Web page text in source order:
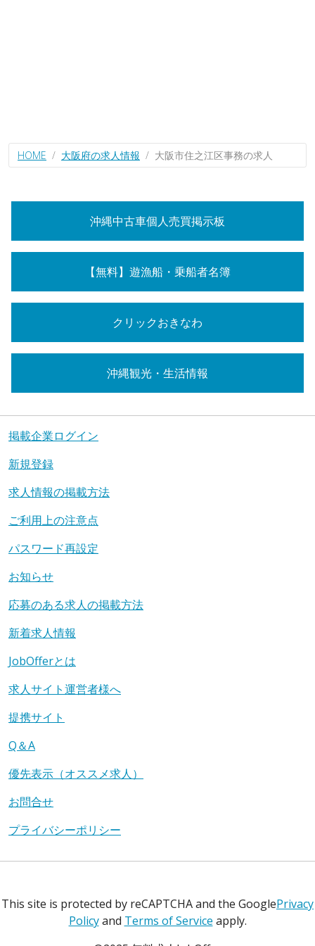
HOME 大阪府の求人情報 大阪市住之江区事務の求人
沖縄中古車個人売買掲示板
【無料】遊漁船・乗船者名簿
クリックおきなわ
沖縄観光・生活情報
掲載企業ログイン
新規登録
求人情報の掲載方法
ご利用上の注意点
パスワード再設定
お知らせ
応募のある求人の掲載方法
新着求人情報
JobOfferとは
求人サイト運営者様へ
提携サイト
Q＆A
優先表示（オススメ求人）
お問合せ
プライバシーポリシー
This site is protected by reCAPTCHA and the GooglePrivacy
Policyand Terms of Service apply.